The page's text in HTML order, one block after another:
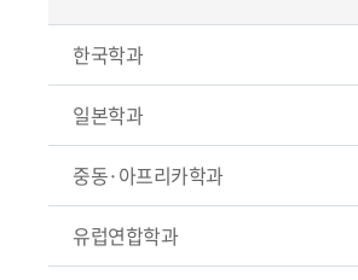
한국학과
일본학과
중동·아프리카학과
유럽연합학과